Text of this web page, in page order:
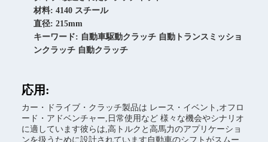
材料: 4140 スチール
直径: 215mm
キーワード: 自動車駆動クラッチ 自動トランスミッショ
ンクラッチ 自動クラッチ
応用:
カー・ドライブ・クラッチ製品は レース・イベント,オフロ
ード・アドベンチャー,日常使用など 様々な機会やシナリオ
に適しています彼らは,高トルクと高馬力のアプリケーショ
ンを扱うために設計されています自動車のシフトがスムー